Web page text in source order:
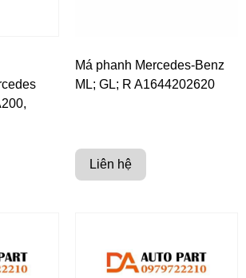
Má phanh Mercedes-Benz
ML; GL; R A1644202620
Liên hệ